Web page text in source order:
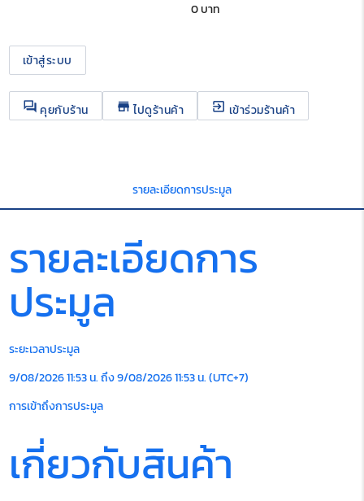
0บาท
เข้าสู่ระบบ
question_answer คุยกับร้าน store ไปดูร้านค้า exit_to_app เข้าร่วมร้านค้า
รายละเอียดการประมูล
รายละเอียดการ
ประมูล
ระยะเวลาประมูล
9/08/2026 11:53 น. ถึง 9/08/2026 11:53 น. (UTC+7)
การเข้าถึงการประมูล
เกี่ยวกับสินค้า